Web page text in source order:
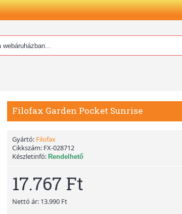
Filofax Garden Pocket Sunrise
Gyártó: Filofax
Cikkszám: FX-028712
Készletinfó: Rendelhető
17.767 Ft
Nettó ár: 13.990 Ft